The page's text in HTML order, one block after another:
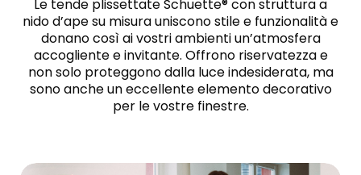
Le tende plissettate Schuette® con struttura a
nido d’ape su misura uniscono stile e funzionalità e
donano così ai vostri ambienti un’atmosfera
accogliente e invitante. Offrono riservatezza e
non solo proteggono dalla luce indesiderata, ma
sono anche un eccellente elemento decorativo
per le vostre finestre.